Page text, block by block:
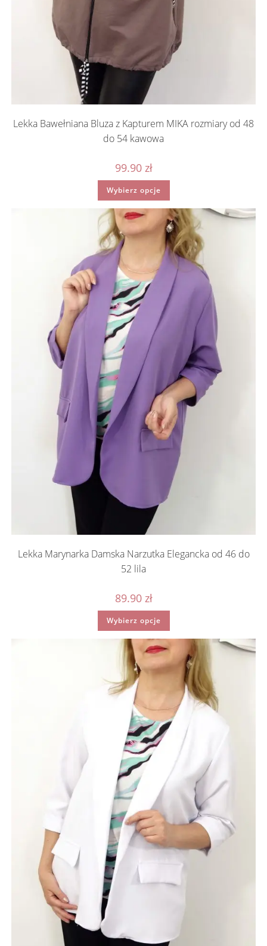
Lekka Bawełniana Bluza z Kapturem MIKA rozmiary od 48
do 54 kawowa
99.90 zł
Wybierz opcje
Ten
ma
wiele
wariantów.
Opcje
można
wybrać
na
stronie
produktu
Lekka Marynarka Damska Narzutka Elegancka od 46 do
52 lila
89.90 zł
Wybierz opcje
Ten
ma
wiele
wariantów.
Opcje
można
wybrać
stronie
produktu